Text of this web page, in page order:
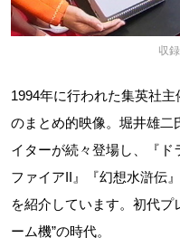
収
1994年に行われた集英社主
のまとめ的映像。堀井雄二
イターが続々登場し、『
ファイアII』『幻想水滸伝
を紹介しています。初代プ
ーム機”の時代。